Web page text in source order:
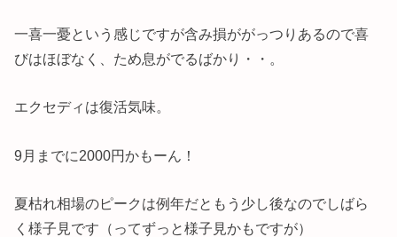
一喜一憂という感じですが含み損ががっつりあるので喜
びはほぼなく、ため息がでるばかり・・。
エクセディは復活気味。
9月までに2000円かもーん！
夏枯れ相場のピークは例年だともう少し後なのでしばら
く様子見です（ってずっと様子見かもですが）